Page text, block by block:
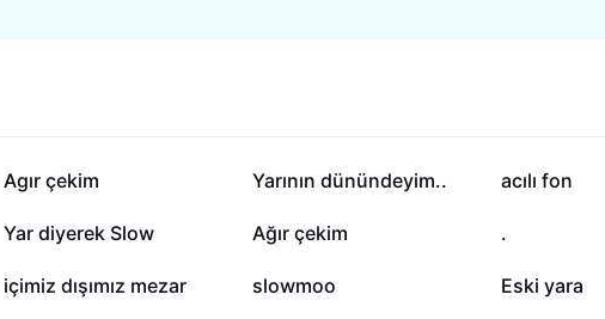
48 B
Agır çekim 19,2 B
Yarının dünündeyim.. 8,5 B
acılı fon
2 B
Yar diyerek Slow 1,3 B
Ağır çekim .
642
içimiz dışımız mezar 553
slowmoo 440
Eski yara